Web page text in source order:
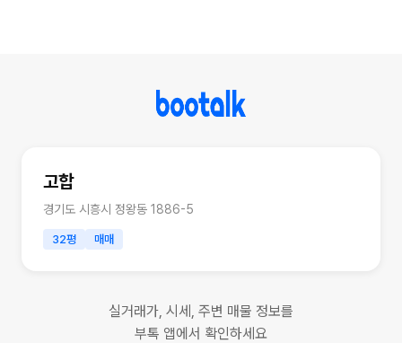
고합
경기도 시흥시 정왕동 1886-5
32평 매매
실거래가, 시세, 주변 매물 정보를
부톡 앱에서 확인하세요